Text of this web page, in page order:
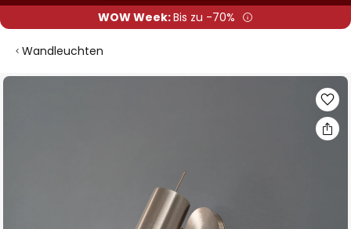
WOW Week:Bis zu -70%
Wandleuchten
Zum